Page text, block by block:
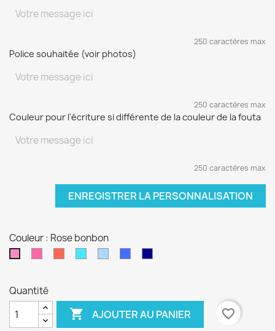
250 caractères max
Police souhaitée (voir photos)
250 caractères max
Couleur pour l'écriture si différente de la couleur de la fouta
250 caractères max
ENREGISTRER LA PERSONNALISATION
Couleur : Rose bonbon
Quantité
 AJOUTER AU PANIER
favorite_border